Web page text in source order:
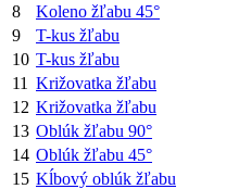
8
Koleno žľabu 45°
9
T-kus žľabu
10 T-kus žľabu
11 Križovatka žľabu
12 Križovatka žľabu
13 Oblúk žľabu 90°
14 Oblúk žľabu 45°
15 Kĺbový oblúk žľabu